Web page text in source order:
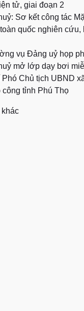
tử, giai đoạn 2
Sơ kết công tác
quốc nghiên
vụ Đảng uỷ họp
mở lớp dạy bơi
Chủ tịch UBND
tỉnh Phú Thọ
khác